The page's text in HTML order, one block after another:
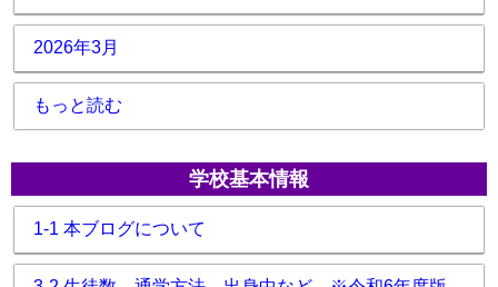
2026年3月
もっと読む
学校基本情報
1-1 本ブログについて